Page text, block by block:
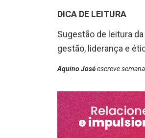
DICA DE LEITURA
Sugestão de leitura
gestão, liderança e
Aquino Joséescreve